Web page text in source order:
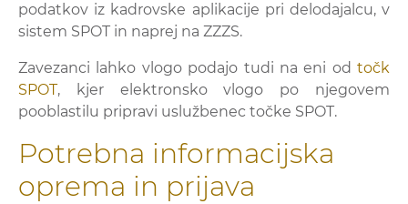
podatkov iz kadrovske aplikacije pri delodajalcu, v
sistem SPOT in naprej na ZZZS.
Zavezanci lahko vlogo podajo tudi na eni od točk
SPOT, kjer elektronsko vlogo po njegovem
pooblastilu pripravi uslužbenec točke SPOT.
Potrebna informacijska
oprema in prijava